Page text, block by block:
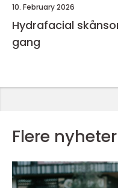
10. February 2026
Hydrafacial skånsom dyprens og glød på én
gang
Flere nyheter